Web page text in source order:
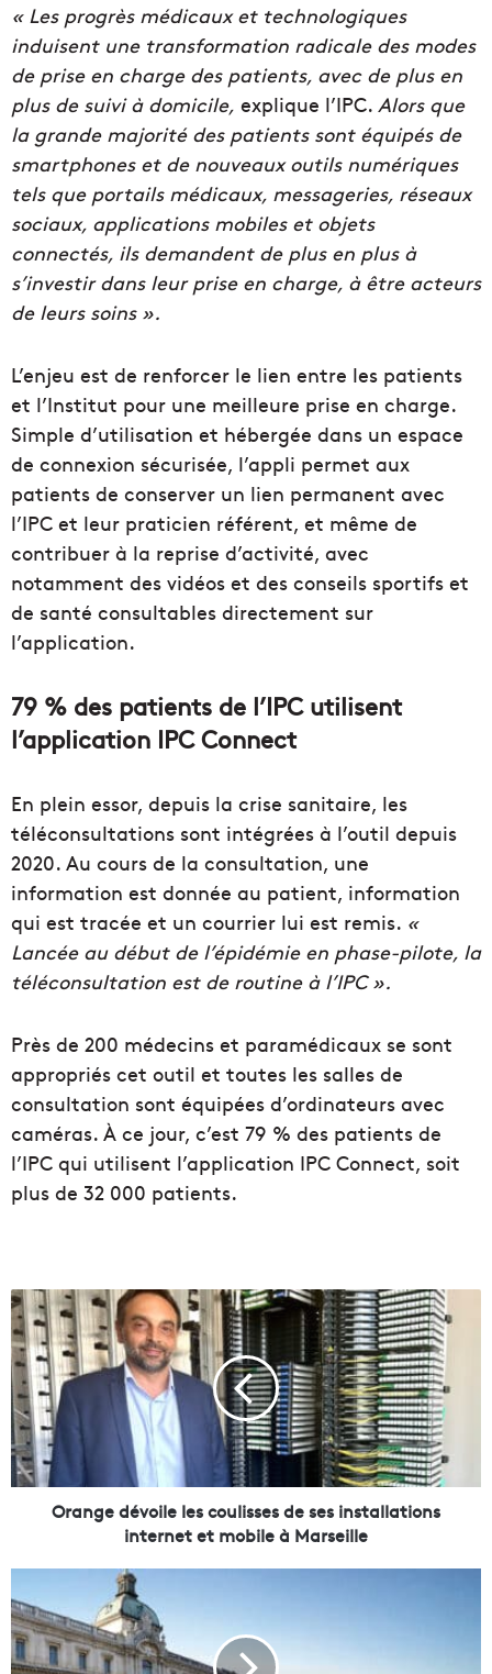
« Les progrès médicaux et technologiques
induisent une transformation radicale des modes
de prise en charge des patients, avec de plus en
plus de suivi à domicile, explique l’IPC. Alors que
la grande majorité des patients sont équipés de
smartphones et de nouveaux outils numériques
tels que portails médicaux, messageries, réseaux
sociaux, applications mobiles et objets
connectés, ils demandent de plus en plus à
s’investir dans leur prise en charge, à être acteurs
de leurs soins ».
L’enjeu est de renforcer le lien entre les patients
et l’Institut pour une meilleure prise en charge.
Simple d’utilisation et hébergée dans un espace
de connexion sécurisée, l’appli permet aux
patients de conserver un lien permanent avec
l’IPC et leur praticien référent, et même de
contribuer à la reprise d’activité, avec
notamment des vidéos et des conseils sportifs et
de santé consultables directement sur
l’application.
79 % des patients de l’IPC utilisent
l’application IPC Connect
En plein essor, depuis la crise sanitaire, les
téléconsultations sont intégrées à l’outil depuis
2020. Au cours de la consultation, une
information est donnée au patient, information
qui est tracée et un courrier lui est remis. «
Lancée au début de l’épidémie en phase-pilote, la
téléconsultation est de routine à l’IPC ».
Près de 200 médecins et paramédicaux se sont
appropriés cet outil et toutes les salles de
consultation sont équipées d’ordinateurs avec
caméras. À ce jour, c’est 79 % des patients de
l’IPC qui utilisent l’application IPC Connect, soit
plus de 32 000 patients.
O
r
a
n
g
e
d
é
v
l
e
s
Orange dévoile les coulisses de ses installations
internet et mobile à Marseille
e
p
r